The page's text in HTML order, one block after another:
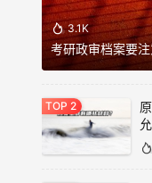
3.1K
考研政审档案要